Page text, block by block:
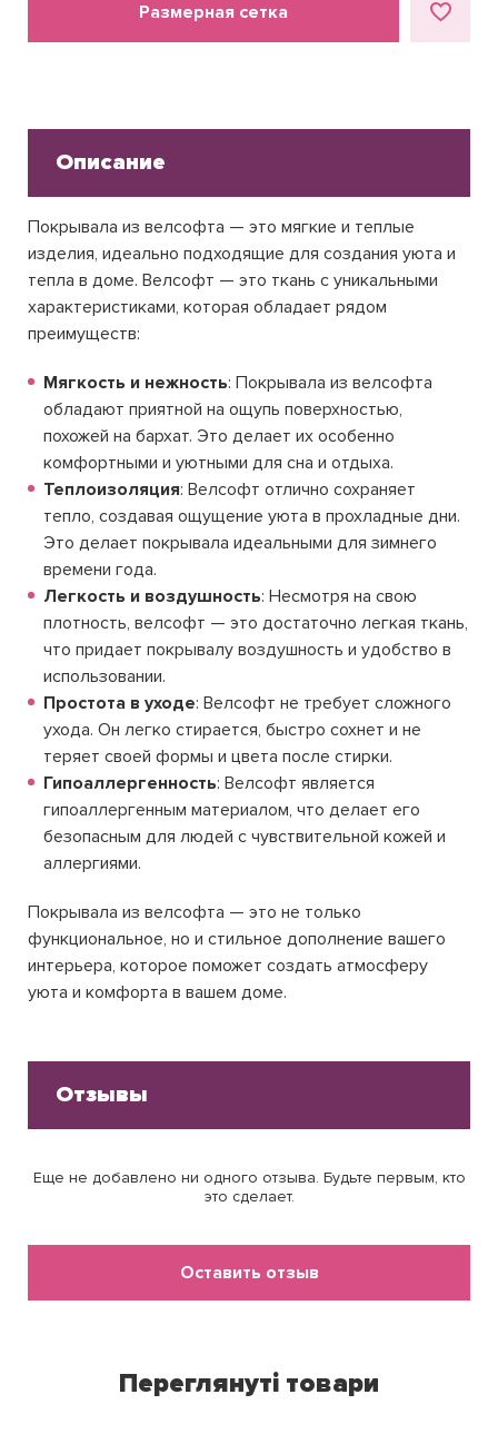
Размерная сетка
Описание
Покрывала из велсофта — это мягкие и теплые
изделия, идеально подходящие для создания уюта и
тепла в доме. Велсофт — это ткань с уникальными
характеристиками, которая обладает рядом
преимуществ:
Мягкость и нежность: Покрывала из велсофта
обладают приятной на ощупь поверхностью,
похожей на бархат. Это делает их особенно
комфортными и уютными для сна и отдыха.
Теплоизоляция: Велсофт отлично сохраняет
тепло, создавая ощущение уюта в прохладные дни.
Это делает покрывала идеальными для зимнего
времени года.
Легкость и воздушность: Несмотря на свою
плотность, велсофт — это достаточно легкая ткань,
что придает покрывалу воздушность и удобство в
использовании.
Простота в уходе: Велсофт не требует сложного
ухода. Он легко стирается, быстро сохнет и не
теряет своей формы и цвета после стирки.
Гипоаллергенность: Велсофт является
гипоаллергенным материалом, что делает его
безопасным для людей с чувствительной кожей и
аллергиями.
Покрывала из велсофта — это не только
функциональное, но и стильное дополнение вашего
интерьера, которое поможет создать атмосферу
уюта и комфорта в вашем доме.
Отзывы
Еще не добавлено ни одного отзыва. Будьте первым, кто
это сделает.
Оставить отзыв
Переглянуті товари